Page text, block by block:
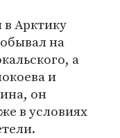
в Арктику
на
а
и
он
в условиях